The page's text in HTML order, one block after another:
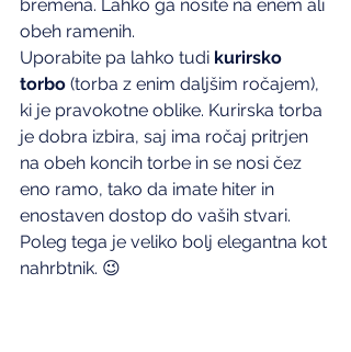
bremena. Lahko ga nosite na enem ali
obeh ramenih.
Uporabite pa lahko tudi kurirsko
torbo (torba z enim daljšim ročajem),
ki je pravokotne oblike. Kurirska torba
je dobra izbira, saj ima ročaj pritrjen
na obeh koncih torbe in se nosi čez
eno ramo, tako da imate hiter in
enostaven dostop do vaših stvari.
Poleg tega je veliko bolj elegantna kot
nahrbtnik. 😉